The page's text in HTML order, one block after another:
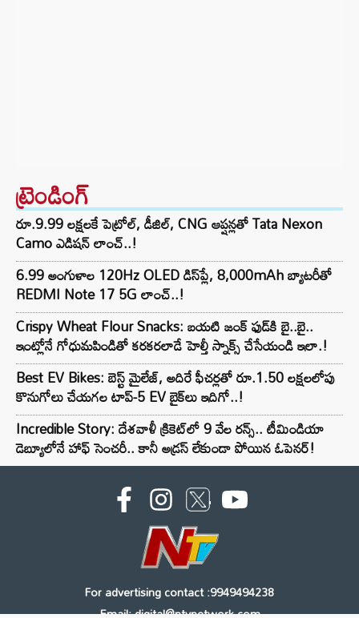
ట్రెండింగ్‌
రూ.9.99 లక్షలకే పెట్రోల్, డీజిల్, CNG ఆప్షన్లతో Tata Nexon
Camo ఎడిషన్ లాంచ్..!
6.99 అంగుళాల 120Hz OLED డిస్‌ప్లే, 8,000mAh బ్యాటరీతో
REDMI Note 17 5G లాంచ్..!
Crispy Wheat Flour Snacks: బయటి జంక్ ఫుడ్‌కి బై..బై..
ఇంట్లోనే గోధుమపిండితో కరకరలాడే హెల్తీ స్నాక్స్ చేసేయండి ఇలా.!
Best EV Bikes: బెస్ట్ మైలేజ్, అదిరే ఫీచర్లతో రూ.1.50 లక్షలలోపు
కొనుగోలు చేయగల టాప్-5 EV బైక్‌లు ఇదిగో..!
Incredible Story: దేశవాళీ క్రికెట్‌లో 9 వేల రన్స్.. టీమిండియా
డెబ్యూలోనే హాఫ్ సెంచరీ.. కానీ అడ్రస్ లేకుండా పోయిన ఓపెనర్!
For advertising contact :9949494238